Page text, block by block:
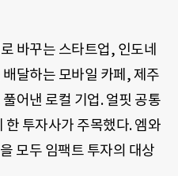
바꾸는 스타트업, 인도네
달하는 모바일 카페, 제주
어낸 로컬 기업. 얼핏 공통
투자사가 주목했다. 엠와
모두 임팩트 투자의 대상